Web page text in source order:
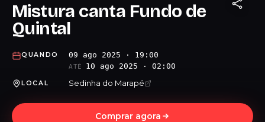
Mistura canta Fundo de
Quintal
QUANDO 09 ago 2025 · 19:00
ATÉ 10 ago 2025 · 02:00
LOCAL Sedinha do Marapé
Comprar agora